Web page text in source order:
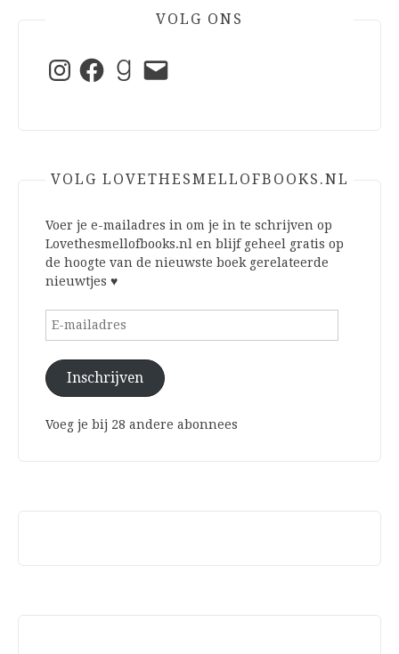
VOLG ONS
InstagramFacebookGoodreads
E-
mail
VOLG LOVETHESMELLOFBOOKS.NL
Voer je e-mailadres in om je in te schrijven op
Lovethesmellofbooks.nl en blijf geheel gratis op
de hoogte van de nieuwste boek gerelateerde
nieuwtjes ♥
E-
Inschrijven
Voeg je bij 28 andere abonnees